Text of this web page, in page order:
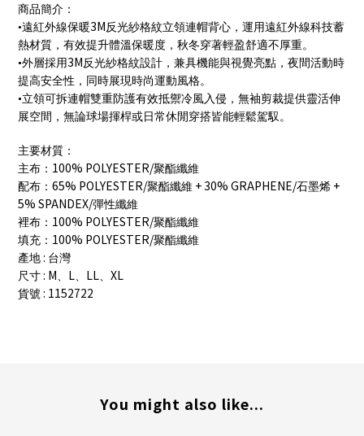
商品簡介：
•遠紅外線保暖3M反光紗格紋立領連帽背心，運用遠紅外線科技蓄
熱材質，有效提升體溫保暖度，秋冬穿著輕盈舒適不厚重。
•外層採用3M反光紗格紋設計，兼具機能與視覺亮點，夜間活動時
提高安全性，同時展現時尚運動風格。
•立領可拆連帽雙重防護有效抵禦冷風入侵，無袖剪裁提供靈活伸
展空間，無論球場揮桿或日常休閒穿搭皆能輕鬆駕馭。
主要材質：
主布： 100% POLYESTER/聚酯纖維
配布： 65% POLYESTER/聚酯纖維 + 30% GRAPHENE/石墨烯 +
5% SPANDEX/彈性纖維
裡布： 100% POLYESTER/聚酯纖維
填充： 100% POLYESTER/聚酯纖維
產地 : 台灣
尺寸 : M、 L、 LL、 XL
貨號 : 1152722
You might also like...